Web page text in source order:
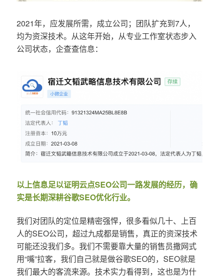
2021年，应发展所需，成立公司；团队扩充到7人，
均为资深技术。从这年开始，从专业工作室状态步入
公司状态，企查查信息：
以上信息足以证明云点SEO公司一路发展的经历，确
实是长期深耕谷歌SEO优化行业。
我们对团队的定位是精密强悍，很多看似几十、上百
人的SEO公司，超过九成都是销售，真正的资深技术
可能还没我们多。我们不需要靠大量的销售员撒网式
用“嘴”拉客，我们自己就是做谷歌SEO的，SEO就是
我们最大的客流来源。技术实力看得到，这也是为什